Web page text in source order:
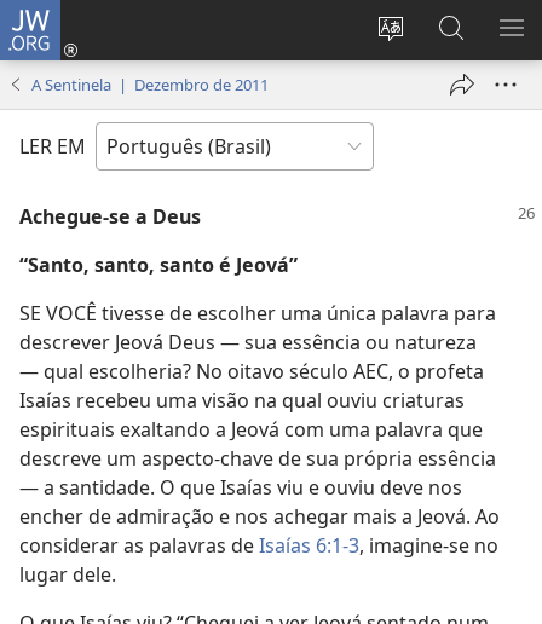
JW.ORG
Mudar
idioma
Log
janela)
Buscar
no
JW.ORG
A Sentinela | Dezembro de 2011
LER EM
Achegue-se a Deus
“Santo, santo, santo é Jeová”
SE VOCÊ tivesse de escolher uma única palavra para
descrever Jeová Deus — sua essência ou natureza
— qual escolheria? No oitavo século AEC, o profeta
Isaías recebeu uma visão na qual ouviu criaturas
espirituais exaltando a Jeová com uma palavra que
descreve um aspecto-chave de sua própria essência
— a santidade. O que Isaías viu e ouviu deve nos
encher de admiração e nos achegar mais a Jeová. Ao
considerar as palavras deIsaías 6:1-3, imagine-se no
lugar dele.